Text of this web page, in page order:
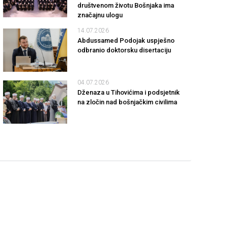
društvenom životu Bošnjaka ima
značajnu ulogu
14.07.2026
Abdussamed Podojak uspješno
odbranio doktorsku disertaciju
04.07.2026
Dženaza u Tihovićima i podsjetnik
na zločin nad bošnjačkim civilima